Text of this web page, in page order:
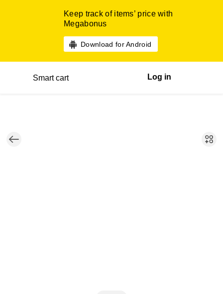
Keep track of items’ price with
Megabonus
Download for Android
Smart cart Log in